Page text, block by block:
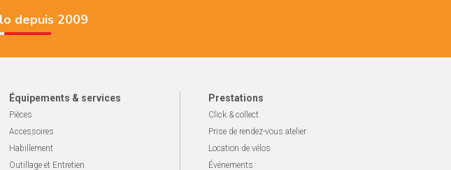
depuis 2009
Équipements & services
Pièces
Accessoires
Habillement
Outillage et Entretien
Prestations
Click & collect
Prise de rendez-vous atelier
Location de vélos
Événements